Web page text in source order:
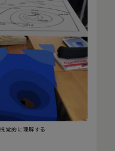
覚的に理解する